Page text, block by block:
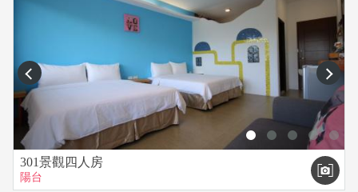
prev next
301景觀四人房
陽台